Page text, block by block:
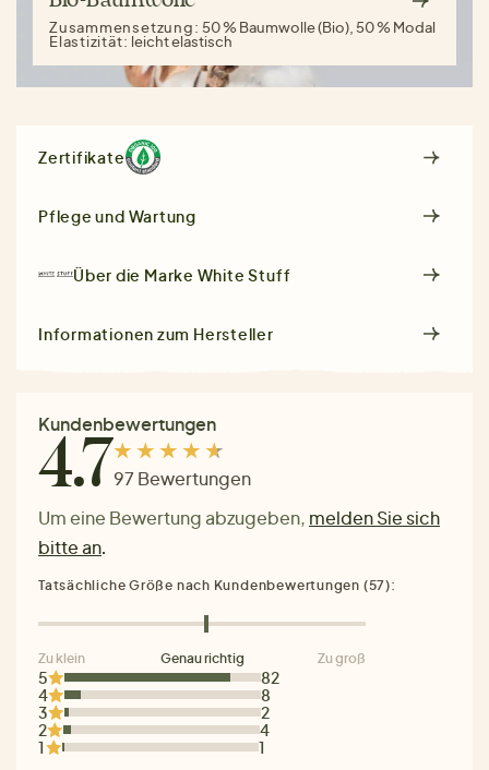
Zusammensetzung: 50 % Baumwolle (Bio), 50 % Modal
Elastizität: leicht elastisch
Zertifikate
Pflege und Wartung
Über die Marke White Stuff
Informationen zum Hersteller
Kundenbewertungen
4.797 Bewertungen
Um eine Bewertung abzugeben, melden Sie sich
bitte an.
5
82
4
8
3
2
2
4
1
1
Tatsächliche Größe nach Kundenbewertungen (57):
Zu klein Genau richtig Zu groß